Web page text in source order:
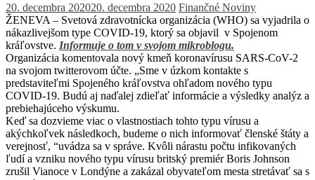
20. decembra 202020. decembra 2020 Finančné Noviny
ŽENEVA – Svetová zdravotnícka organizácia (WHO) sa vyjadrila o
nákazlivejšom type COVID-19, ktorý sa objavil v Spojenom
kráľovstve. Informuje o tom v svojom mikroblogu.
Organizácia komentovala nový kmeň koronavírusu SARS-CoV-2
na svojom twitterovom účte. „Sme v úzkom kontakte s
predstaviteľmi Spojeného kráľovstva ohľadom nového typu
COVID-19. Budú aj naďalej zdieľať informácie a výsledky analýz a
prebiehajúceho výskumu.
Keď sa dozvieme viac o vlastnostiach tohto typu vírusu a
akýchkoľvek následkoch, budeme o nich informovať členské štáty a
verejnosť, “uvádza sa v správe. Kvôli nárastu počtu infikovaných
ľudí a vzniku nového typu vírusu britský premiér Boris Johnson
zrušil Vianoce v Londýne a zakázal obyvateľom mesta stretávať sa s